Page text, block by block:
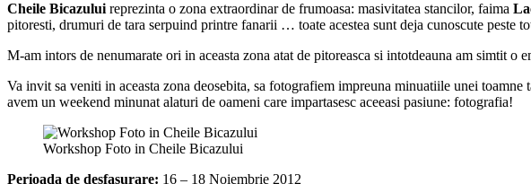
Cheile Bicazului reprezinta o zona extraordinar de frumoasa: masivitatea stancilor, faima
pitoresti, drumuri de tara serpuind printre fanarii … toate acestea sunt deja cunoscute peste
M-am intors de nenumarate ori in aceasta zona atat de pitoreasca si intotdeauna am simtit
Va invit sa veniti in aceasta zona deosebita, sa fotografiem impreuna minuatiile unei
avem un weekend minunat alaturi de oameni care impartasesc aceeasi pasiune: fotografia!
Workshop Foto in Cheile Bicazului
Perioada de desfasurare: 16 – 18 Noiembrie 2012